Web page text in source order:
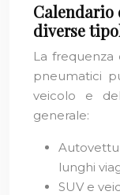
Calendario
diverse
La frequenza
pneumatici
veicolo e
generale:
lunghi
SUV e